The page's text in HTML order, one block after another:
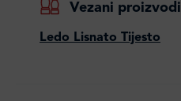
Vezani proizvodi
Ledo Lisnato Tijesto